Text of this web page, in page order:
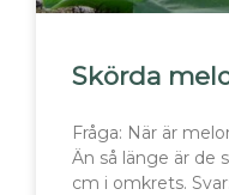
Skörda
Fråga: När är
Än så länge är de
cm i omkrets.